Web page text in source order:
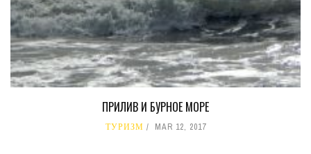
ПРИЛИВ И БУРНОЕ МОРЕ
ТУРИЗМ MAR 12, 2017